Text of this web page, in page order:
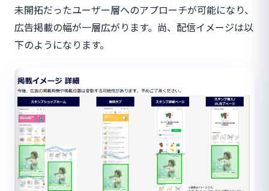
未開拓だったユーザー層へのアプローチが可能になり、
広告掲載の幅が一層広がります。尚、配信イメージは以
下のようになります。